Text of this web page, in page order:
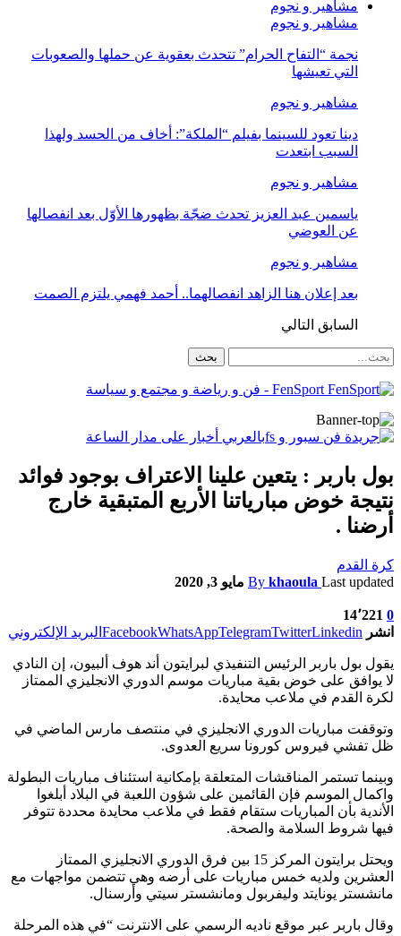
مشاهير و نجوم
مشاهير و نجوم
نجمة “التفاح الحرام” تتحدث بعقوية عن حملها والصعوبات
التي تعيشها
مشاهير و نجوم
دينا تعود للسينما بفيلم “الملكة”: أخاف من الحسد ولهذا
السبب ابتعدت
مشاهير و نجوم
ياسمين عبد العزيز تحدث ضجّة بظهورها الأوّل بعد انفصالها
عن العوضي
مشاهير و نجوم
بعد إعلان هنا الزاهد انفصالهما.. أحمد فهمي يلتزم الصمت
السابق التالي
FenSport - فن و رياضة و مجتمع و سياسة
بول باربر : يتعين علينا الاعتراف بوجود فوائد
نتيجة خوض مبارياتنا الأربع المتبقية خارج
أرضنا .
كرة القدم
By khaoula Last updated مايو 3, 2020
0 14٬221
انشر
FacebookWhatsAppTelegramTwitterLinkedin البريد الإلكتروني
يقول بول باربر الرئيس التنفيذي لبرايتون أند هوف ألبيون، إن النادي
لا يوافق على خوض بقية مباريات موسم الدوري الانجليزي الممتاز
لكرة القدم في ملاعب محايدة.
وتوقفت مباريات الدوري الانجليزي في منتصف مارس الماضي في
ظل تفشي فيروس كورونا سريع العدوى.
وبينما تستمر المناقشات المتعلقة بإمكانية استئناف مباريات البطولة
واكمال الموسم فإن القائمين على شؤون اللعبة في البلاد أبلغوا
الأندية بأن المباريات ستقام فقط في ملاعب محايدة محددة تتوفر
فيها شروط السلامة والصحة.
ويحتل برايتون المركز 15 بين فرق الدوري الانجليزي الممتاز
العشرين ولديه خمس مباريات على أرضه وهي تتضمن مواجهات مع
مانشستر يونايتد وليفربول ومانشستر سيتي وأرسنال.
وقال باربر عبر موقع ناديه الرسمي على الانترنت “في هذه المرحلة